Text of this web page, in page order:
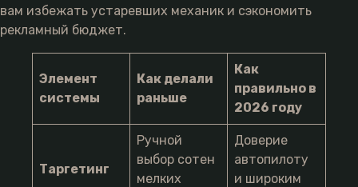
вам избежать устаревших механик и сэкономить
рекламный бюджет.
Элемент
системы
Как делали
раньше
Как
правильно в
2026 году
Таргетинг
Ручной
выбор сотен
мелких
Доверие
автопилоту
и широким